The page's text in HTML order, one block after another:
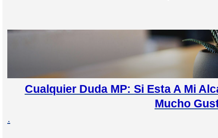
Cualquier Duda MP: Si Esta A Mi
Mucho
.